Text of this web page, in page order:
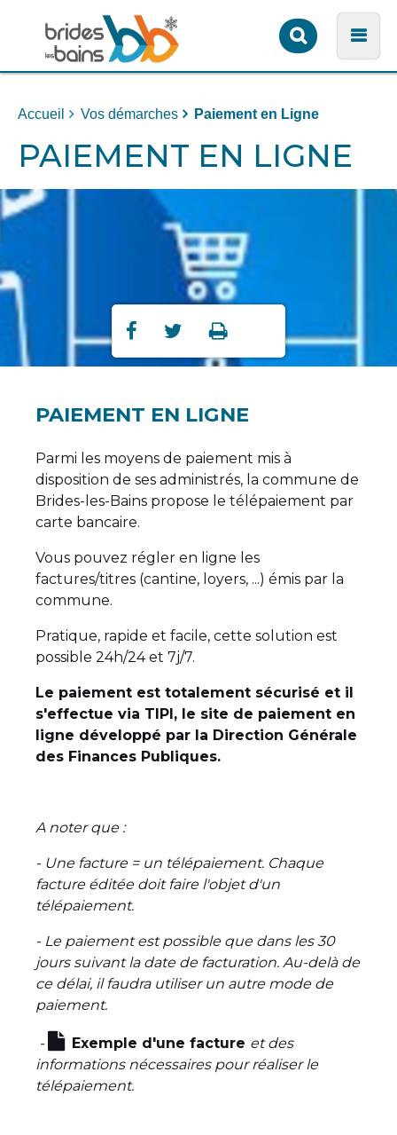
Formulaire
de
Accueil Vos démarches Paiement en Ligne
PAIEMENT EN LIGNE

Partager
sur

Partager
sur
Imprimer
PAIEMENT EN LIGNE
Parmi les moyens de paiement mis à
disposition de ses administrés, la commune de
Brides-les-Bains propose le télépaiement par
carte bancaire.
Vous pouvez régler en ligne les
factures/titres (cantine, loyers, ...) émis par la
commune.
Pratique, rapide et facile, cette solution est
possible 24h/24 et 7j/7.
Le paiement est totalement sécurisé et il
s'effectue via TIPI, le site de paiement en
ligne développé par la Direction Générale
des Finances Publiques.
A noter que :
- Une facture = un télépaiement. Chaque
facture éditée doit faire l'objet d'un
télépaiement.
- Le paiement est possible que dans les 30
jours suivant la date de facturation. Au-delà de
ce délai, il faudra utiliser un autre mode de
paiement.
- Exemple d'une facture et des
informations nécessaires pour réaliser le
télépaiement.